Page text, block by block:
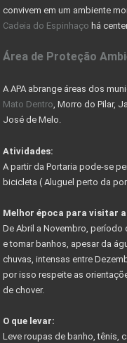
COMO ESCOLHER UM
Nevis Sociedade de
AS VANTAGENS DE
DER AUTORIZA
COMO RESOLVER
COMO FUNCIONA
GUIA DE TRILHAS
CIPÓ CLASSIC
Começa em junho
NOVO ACESSO À SERRA
convivem em um ambiente
Cadeia do Espinhaço há
Área de Proteção
A APA abrange áreas dos
Mato Dentro, Morro do Pilar,
José de Melo.
Atividades:
A partir da Portaria pode-se
bicicleta ( Aluguel perto da
Melhor época para visitar
De Abril a Novembro,
e tomar banhos, apesar da
chuvas, intensas entre
por isso respeite as
de chover.
O que levar:
Leve roupas de banho, tênis,